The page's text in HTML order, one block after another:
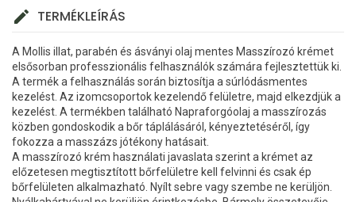
TERMÉKLEÍRÁS
A Mollis illat, parabén és ásványi olaj mentes Masszírozó krémet
elsősorban professzionális felhasználók számára fejlesztettük ki.
A termék a felhasználás során biztosítja a súrlódásmentes
kezelést. Az izomcsoportok kezelendő felületre, majd elkezdjük a
kezelést. A termékben található Napraforgóolaj a masszírozás
közben gondoskodik a bőr táplálásáról, kényeztetéséről, így
fokozza a masszázs jótékony hatásait.
A masszírozó krém használati javaslata szerint a krémet az
előzetesen megtisztított bőrfelületre kell felvinni és csak ép
bőrfelületen alkalmazható. Nyílt sebre vagy szembe ne kerüljön.